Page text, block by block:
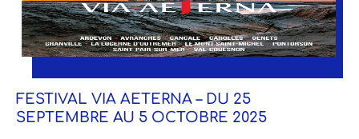
FESTIVAL VIA AETERNA – DU 25
SEPTEMBRE AU 5 OCTOBRE 2025